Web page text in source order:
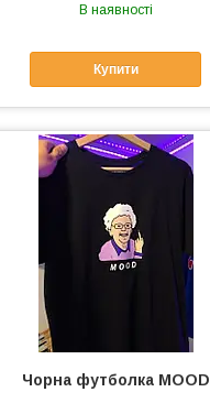
В наявності
Купити
Чорна футболка MOOD